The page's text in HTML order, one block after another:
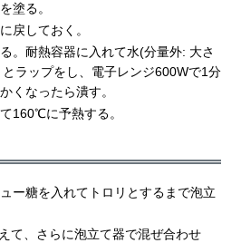
塗る。
戻しておく。
。耐熱容器に入れて水(分量外: 大さ
ラップをし、電子レンジ600Wで1分
くなったら潰す。
160℃に予熱する。
ー糖を入れてトロリとするまで泡立
て、さらに泡立て器で混ぜ合わせ